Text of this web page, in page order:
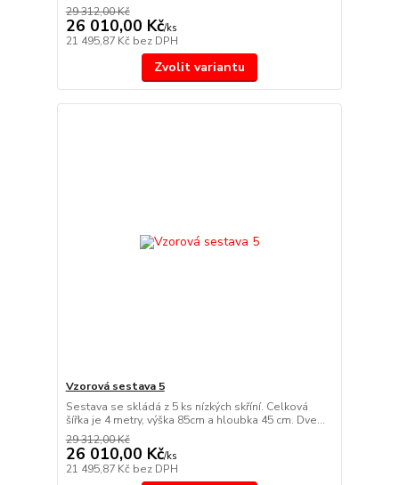
29 312,00 Kč
26 010,00 Kč/ks
21 495,87 Kč bez DPH
Zvolit variantu
Vzorová sestava 5
Sestava se skládá z 5 ks nízkých skříní. Celková
šířka je 4 metry, výška 85cm a hloubka 45 cm. Dve...
29 312,00 Kč
26 010,00 Kč/ks
21 495,87 Kč bez DPH